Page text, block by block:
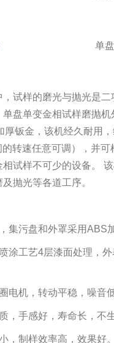
试样的磨光与抛光是
单盘单变金相试样磨抛机
厚钣金，该机经久耐用
的转速任意可调），并
试样不可少的设备。
及抛光等各道工序。
集污盘和外罩采用ABS
涂工艺4层漆面处理，
电机，转动平稳，噪音
，手感好，寿命长，不生
，制样效率高，效果好。